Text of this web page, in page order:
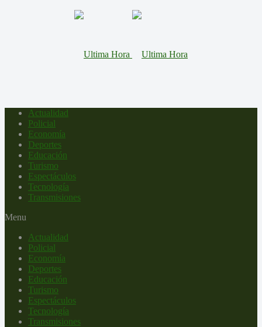
Actualidad
Policial
Economía
Deportes
Educación
Turismo
Espectáculos
Tecnología
Transmisiones
Menu
Actualidad
Policial
Economía
Deportes
Educación
Turismo
Espectáculos
Tecnología
Transmisiones